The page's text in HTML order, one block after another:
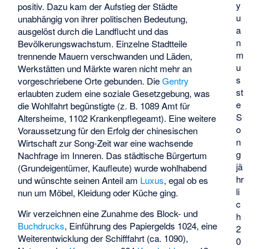
y
u
a
n
m
u
s
st
e
S
o
n
g
jä
hr
li
c
h
2
0
positiv. Dazu kam der Aufstieg der Städte
unabhängig von ihrer politischen Bedeutung,
ausgelöst durch die Landflucht und das
Bevölkerungswachstum. Einzelne Stadtteile
trennende Mauern verschwanden und Läden,
Werkstätten und Märkte waren nicht mehr an
vorgeschriebene Orte gebunden. DieGentry
erlaubten zudem eine soziale Gesetzgebung, was
die Wohlfahrt begünstigte (z. B. 1089 Amt für
Altersheime, 1102 Krankenpflegeamt). Eine weitere
Voraussetzung für den Erfolg der chinesischen
Wirtschaft zur Song-Zeit war eine wachsende
Nachfrage im Inneren. Das städtische Bürgertum
(Grundeigentümer, Kaufleute) wurde wohlhabend
und wünschte seinen Anteil am Luxus, egal ob es
nun um Möbel, Kleidung oder Küche ging.
Wir verzeichnen eine Zunahme des Block- und
Buchdrucks, Einführung des Papiergelds 1024, eine
Weiterentwicklung der Schifffahrt (ca. 1090),